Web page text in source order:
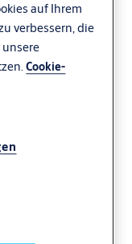
auf Ihrem
verbessern, die
Cookie-